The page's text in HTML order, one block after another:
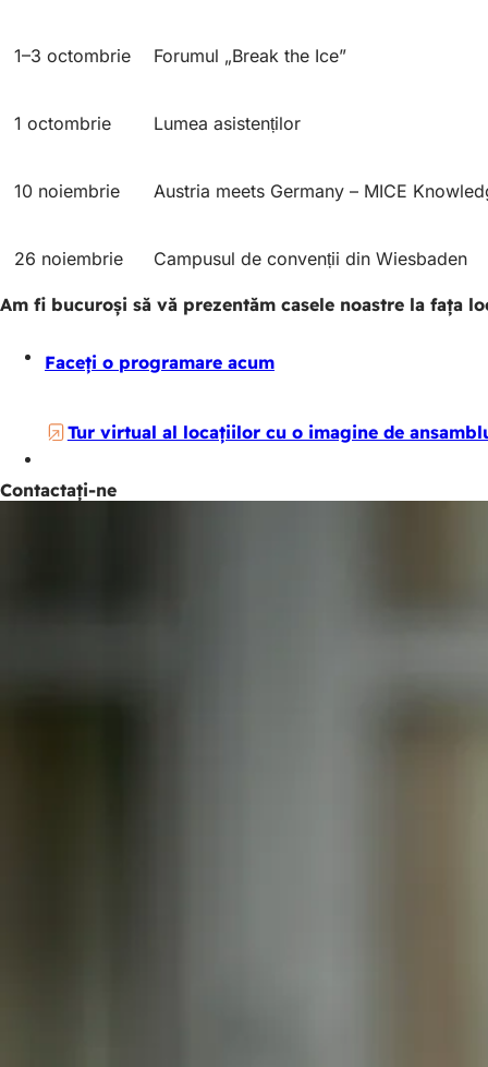
1–3 octombrie Forumul „Break the Ice”
1 octombrie Lumea asistenților
10 noiembrie Austria meets Germany – MICE
26 noiembrie Campusul de convenții din Wiesbaden
Am fi bucuroși să vă prezentăm casele noastre la fața
Faceți o programare acum
Tur virtual al locațiilor cu o imagine de
Contactați-ne